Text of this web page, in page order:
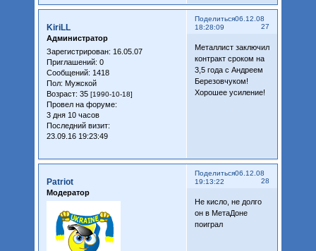
Поделиться
27
06.12.08
18:28:09
KiriLL
Администратор
Зарегистрирован: 16.05.07
Приглашений: 0
Сообщений: 1418
Пол: Мужской
Возраст: 35 [1990-10-18]
Провел на форуме:
3 дня 10 часов
Последний визит:
23.09.16 19:23:49
Металлист заключил
контракт сроком на
3,5 года с Андреем
Березовчуком!
Хорошее усиление!
Поделиться
28
06.12.08
19:13:22
Patriot
Модератор
Не кисло, не долго
он в МетаДоне
поиграл